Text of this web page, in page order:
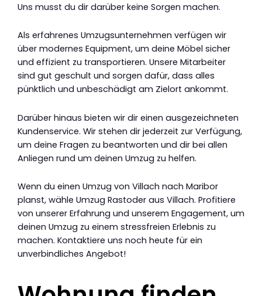
Uns musst du dir darüber keine Sorgen machen.
Als erfahrenes Umzugsunternehmen verfügen wir
über modernes Equipment, um deine Möbel sicher
und effizient zu transportieren. Unsere Mitarbeiter
sind gut geschult und sorgen dafür, dass alles
pünktlich und unbeschädigt am Zielort ankommt.
Darüber hinaus bieten wir dir einen ausgezeichneten
Kundenservice. Wir stehen dir jederzeit zur Verfügung,
um deine Fragen zu beantworten und dir bei allen
Anliegen rund um deinen Umzug zu helfen.
Wenn du einen Umzug von Villach nach Maribor
planst, wähle Umzug Rastoder aus Villach. Profitiere
von unserer Erfahrung und unserem Engagement, um
deinen Umzug zu einem stressfreien Erlebnis zu
machen. Kontaktiere uns noch heute für ein
unverbindliches Angebot!